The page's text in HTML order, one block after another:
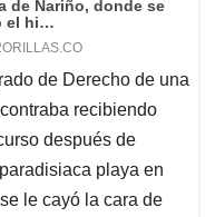
de Derecho de una
recibiendo
después de
playa en
le cayó la cara de